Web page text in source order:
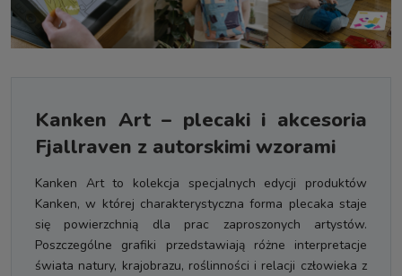
Kanken Art – plecaki i akcesoria
Fjallraven z autorskimi wzorami
Kanken Art to kolekcja specjalnych edycji produktów
Kanken, w której charakterystyczna forma plecaka staje
się powierzchnią dla prac zaproszonych artystów.
Poszczególne grafiki przedstawiają różne interpretacje
świata natury, krajobrazu, roślinności i relacji człowieka z